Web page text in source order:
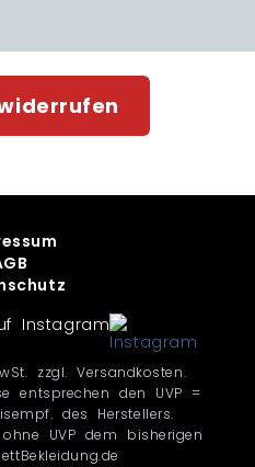
Instagram
zzgl. Versandkosten.
entsprechen den UVP =
des Herstellers.
UVP dem bisherigen